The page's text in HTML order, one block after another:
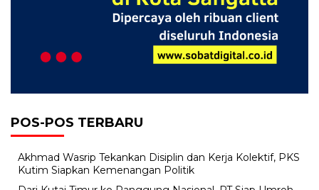
POS-POS TERBARU
Akhmad Wasrip Tekankan Disiplin dan Kerja Kolektif, PKS
Kutim Siapkan Kemenangan Politik